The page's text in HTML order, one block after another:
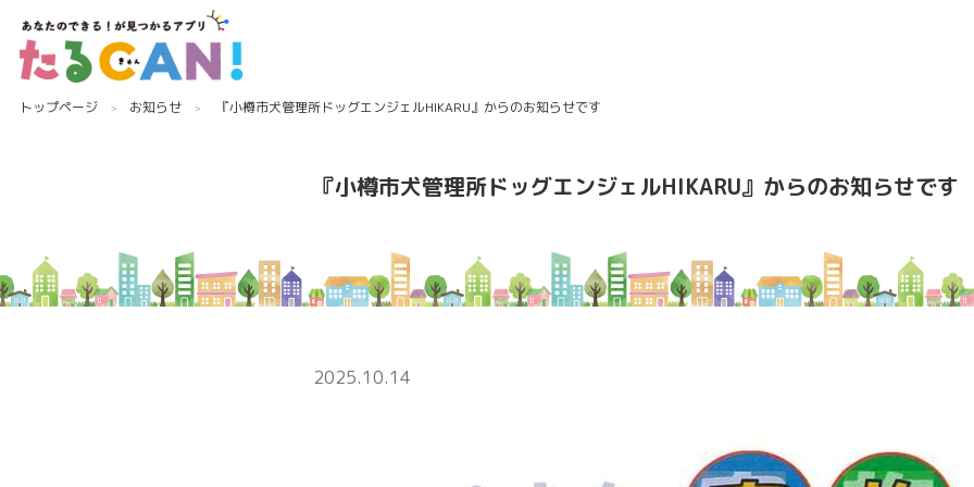
トップページ お知らせ 『小樽市犬管理所ドッグエンジェルHIKARU』からのお知らせです
『小樽市犬管理所ドッグエンジェルHIKARU』からのお知らせです
2025.10.14